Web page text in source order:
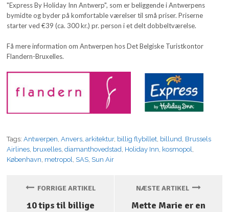
"Express By Holiday Inn Antwerp", som er beliggende i Antwerpens
bymidte og byder på komfortable værelser til små priser. Priserne
starter ved €39 (ca. 300 kr.) pr. person i et delt dobbeltværelse.
Få mere information om Antwerpen hos Det Belgiske Turistkontor
Flandern-Bruxelles.
Tags:Antwerpen ,Anvers ,arkitektur, billig flybillet billund Brussels
Airlines bruxelles ,diamanthovedstad Holiday Inn kosmopol
København metropol SAS Sun Air
FORRIGE ARTIKEL
10 tips til billige
NÆSTE ARTIKEL
Mette Marie er en